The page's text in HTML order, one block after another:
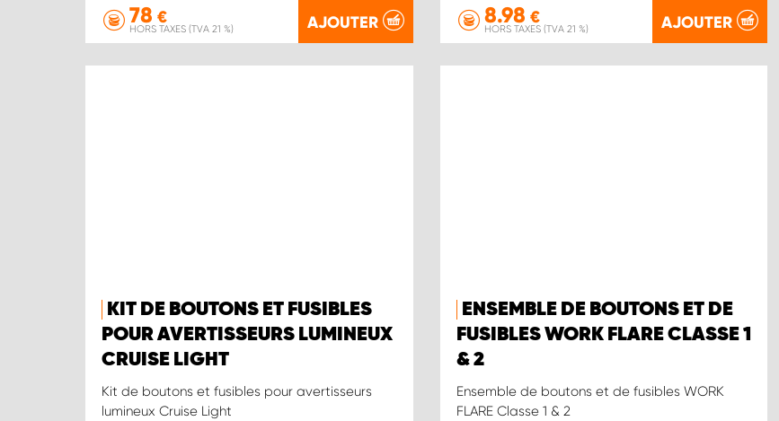
78 €
HORS TAXES (TVA 21 %) AJOUTER 8.98 €
HORS TAXES (TVA 21 %) AJOUTER
KIT DE BOUTONS ET FUSIBLES
POUR AVERTISSEURS LUMINEUX
CRUISE LIGHT
Kit de boutons et fusibles pour avertisseurs
lumineux Cruise Light
ENSEMBLE DE BOUTONS ET DE
FUSIBLES WORK FLARE CLASSE 1
& 2
Ensemble de boutons et de fusibles WORK
FLARE Classe 1 & 2